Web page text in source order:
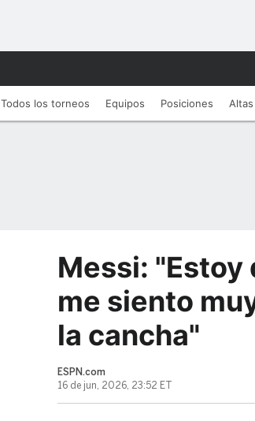
Todos los torneos Equipos Posiciones
Messi:
me siento
la cancha"
ESPN.com
16 de jun, 2026, 23:52 ET